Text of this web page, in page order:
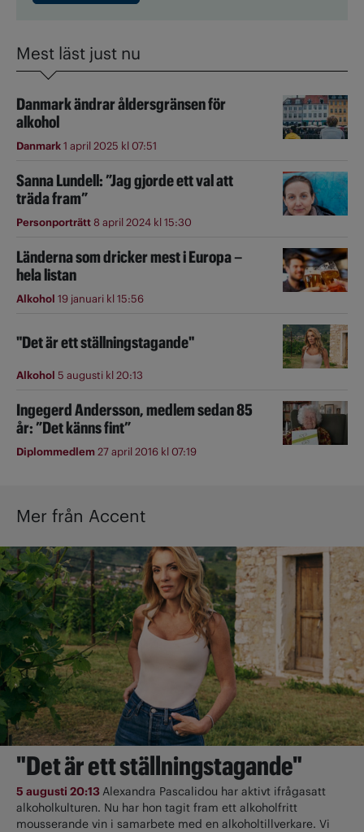
Mest läst just nu
Danmark ändrar åldersgränsen för
alkohol
Danmark1 april 2025 kl 07:51
Sanna Lundell: ”Jag gjorde ett val att
träda fram”
Personporträtt8 april 2024 kl 15:30
Länderna som dricker mest i Europa –
hela listan
Alkohol 19 januari kl 15:56
"Det är ett ställningstagande"
Alkohol 5 augusti kl 20:13
Ingegerd Andersson, medlem sedan 85
år: ”Det känns fint”
Diplommedlem27 april 2016 kl 07:19
Mer från Accent
"Det är ett ställningstagande"
5 augusti 20:13Alexandra Pascalidou har aktivt ifrågasatt
alkoholkulturen. Nu har hon tagit fram ett alkoholfritt
mousserande vin i samarbete med en alkoholtillverkare. Vi